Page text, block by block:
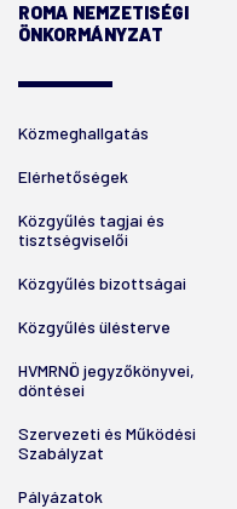
ROMA NEMZETISÉGI
ÖNKORMÁNYZAT
Közmeghallgatás
Elérhetőségek
Közgyűlés tagjai és
tisztségviselői
Közgyűlés bizottságai
Közgyűlés ülésterve
HVMRNÖ jegyzőkönyvei,
döntései
Szervezeti és Működési
Szabályzat
Pályázatok